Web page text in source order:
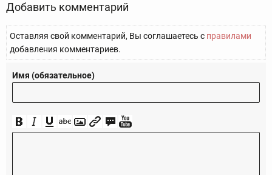
Добавить комментарий
Оставляя свой комментарий, Вы соглашаетесь с правилами
добавления комментариев.
Имя (обязательное)